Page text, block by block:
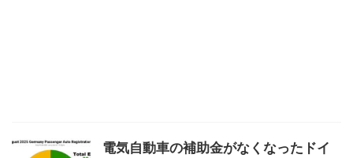
電気自動車の補助金がなくなったドイ